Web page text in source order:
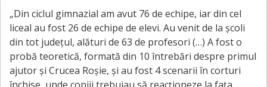
„Din ciclul gimnazial am avut 76 de echipe, iar din cel
liceal au fost 26 de echipe de elevi. Au venit de la școli
din tot județul, alături de 63 de profesori (…) A fost o
probă teoretică, formată din 10 întrebări despre primul
ajutor și Crucea Roșie, și au fost 4 scenarii în corturi